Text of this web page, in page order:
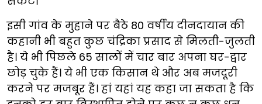
इसी गांव के मुहाने पर बैठे 80 वर्षीय दीनदायान की
कहानी भी बहुत कुछ चंद्रिका प्रसाद से मिलती-जुलती
है। ये भी पिछले 65 सालों में चार बार अपना घर-द्वार
छोड़ चुके हैं। ये भी एक किसान थे और अब मजदूरी
करने पर मजबूर हैं। हां यहां यह कहा जा सकता है कि